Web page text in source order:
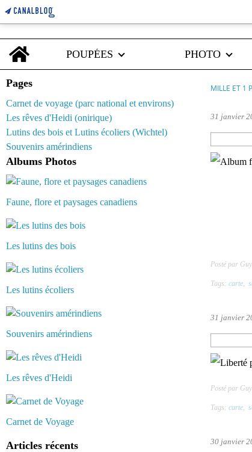
Home
POUPÉES
PHOTO
Pages
Carnet de voyage (parc national et environs)
Les rêves d'Heidi (onirique)
Lutins des bois et Lutins écoliers (Wichtel)
Souvenirs amérindiens
Albums Photos
Faune, flore et paysages canadiens
Les lutins des bois
Les lutins écoliers
Souvenirs amérindiens
Les rêves d'Heidi
Carnet de Voyage
Articles récents
MILLE ET 1
31 janvier
Posté par
Tags: carte,
31 janvier
Posté par
Tags: carte,
30 janvier